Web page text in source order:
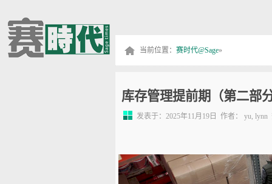
当前位置： 赛时代@Sage»
库存管理提前期（第二部
发表于：2025年11月19日 作者： yu, lynn